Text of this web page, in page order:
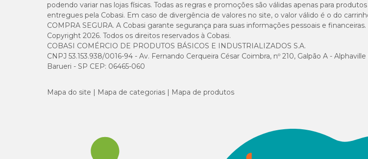
Efeitos adversos
Mebendazol pode ocasionalmente causar efeitos colaterais leves em alguns animais como êmese (vômito)
desses sintomas, leve-o ao veterinário.
Onde encontrar Mebendazole com preço baixo?
precisa com ótimas ofertas. Compre pelo pet shop online, pelo App ou em nossa loja física mais próxima de você.
podendo variar nas lojas físicas. Todas as regras e promoções são válidas apenas para
entregues pela Cobasi. Em caso de divergência de valores no site, o valor válido é o do
COMPRA SEGURA. A Cobasi garante segurança para suas informações pessoais e financeiras.
Copyright 2026. Todos os direitos reservados à Cobasi.
COBASI COMÉRCIO DE PRODUTOS BÁSICOS E INDUSTRIALIZADOS S.A.
CNPJ 53.153.938/0016-94 - Av. Fernando Cerqueira César Coimbra, nº 210, Galpão A -
Barueri - SP CEP: 06465-060
Mapa do site Mapa de categorias Mapa de produtos